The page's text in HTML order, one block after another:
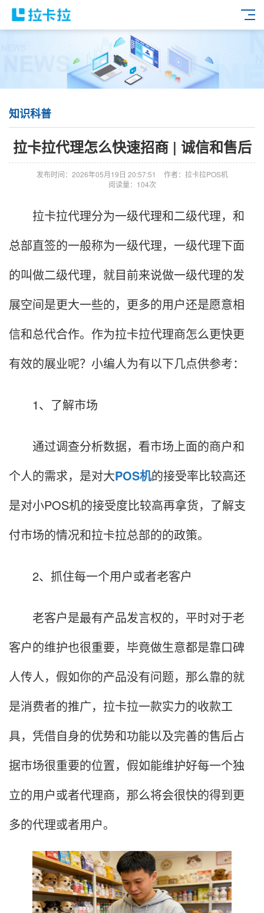
知识科普
拉卡拉代理怎么快速招商 | 诚信和售后
发布时间：2026年05月19日 20:57:51
作者：拉卡拉POS机
阅读量：104次
拉卡拉代理分为一级代理和二级代理，和
总部直签的一般称为一级代理，一级代理下面
的叫做二级代理，就目前来说做一级代理的发
展空间是更大一些的，更多的用户还是愿意相
信和总代合作。作为拉卡拉代理商怎么更快更
有效的展业呢？小编人为有以下几点供参考：
1、了解市场
通过调查分析数据，看市场上面的商户和
个人的需求，是对大POS机的接受率比较高还
是对小POS机的接受度比较高再拿货，了解支
付市场的情况和拉卡拉总部的的政策。
2、抓住每一个用户或者老客户
老客户是最有产品发言权的，平时对于老
客户的维护也很重要，毕竟做生意都是靠口碑
人传人，假如你的产品没有问题，那么靠的就
是消费者的推广，拉卡拉一款实力的收款工
具，凭借自身的优势和功能以及完善的售后占
据市场很重要的位置，假如能维护好每一个独
立的用户或者代理商，那么将会很快的得到更
多的代理或者用户。